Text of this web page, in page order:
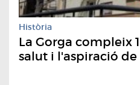
Història
La Gorga compleix
salut i l'aspiració